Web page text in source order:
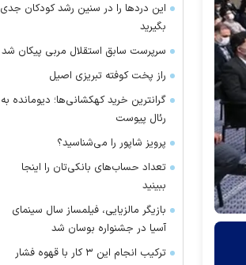
این درد‌ها را در سنین رشد کودکان جدی
بگیرید
سرپرست سابق استقلال مربی پیکان شد
راز پخت کوفته تبریزی اصیل
گرانترین خرید کهکشانی‌ها؛ دیومانده به
رئال پیوست
پرویز شاپور را می‌شناسید؟
تعداد حساب‌های بانکی‌تان را اینجا
ببینید
بازیگر مالزیایی، فیلمساز سال سینمای
آسیا در جشنواره بوسان شد
ترکیب انجام این ۳ کار با قهوه فشار